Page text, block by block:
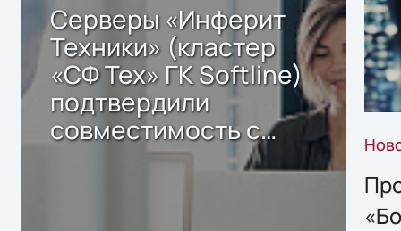
Серверы «Инферит
Техники» (кластер
«СФ Тех» ГК Softline)
подтвердили
совместимость с
решением Sharx